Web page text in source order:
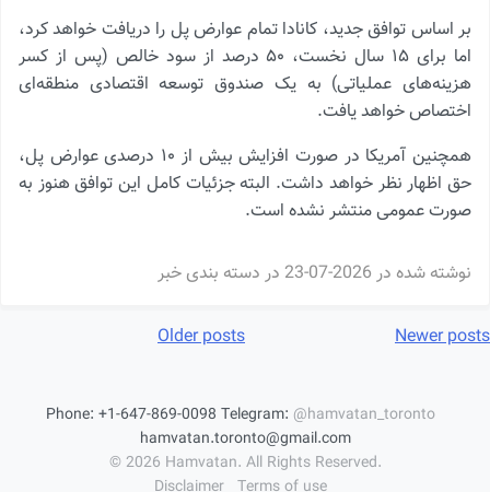
بر اساس توافق جدید، کانادا تمام عوارض پل را دریافت خواهد کرد،
اما برای ۱۵ سال نخست، ۵۰ درصد از سود خالص (پس از کسر
هزینه‌های عملیاتی) به یک صندوق توسعه اقتصادی منطقه‌ای
اختصاص خواهد یافت.
همچنین آمریکا در صورت افزایش بیش از ۱۰ درصدی عوارض پل،
حق اظهار نظر خواهد داشت. البته جزئیات کامل این توافق هنوز به
صورت عمومی منتشر نشده است.
نوشته شده در 2026-07-23 در دسته بندی خبر
Posts
Older posts Newer posts
Phone: +1-647-869-0098 Telegram: @hamvatan_toronto
hamvatan.toronto@gmail.com
© 2026 Hamvatan. All Rights Reserved.
Disclaimer Terms of use